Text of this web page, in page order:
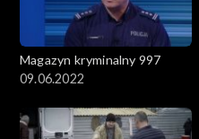
Magazyn kryminalny 997
09.06.2022